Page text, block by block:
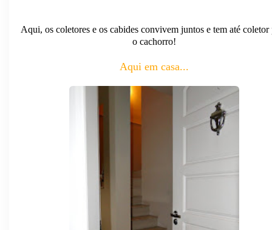
Aqui, os coletores e os cabides convivem juntos e tem até coletor
o cachorro!
Aqui em casa...